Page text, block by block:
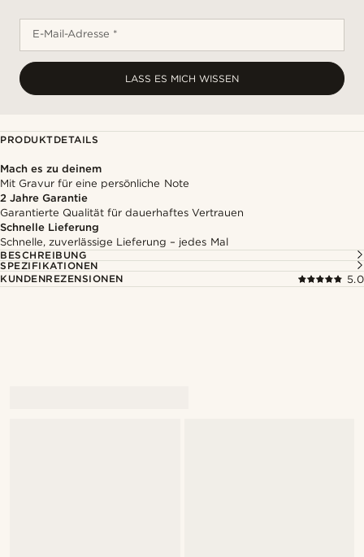
E-Mail-Adresse *
LASS ES MICH WISSEN
PRODUKTDETAILS
Mach es zu deinem
Mit Gravur für eine persönliche Note
2 Jahre Garantie
Garantierte Qualität für dauerhaftes Vertrauen
Schnelle Lieferung
Schnelle, zuverlässige Lieferung – jedes Mal
BESCHREIBUNG
SPEZIFIKATIONEN
KUNDENREZENSIONEN
5.0